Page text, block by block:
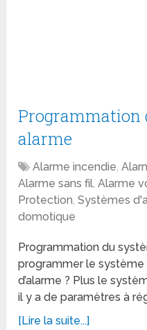
Programmation
alarme
Alarme incendie,
Alarme sans fil,Alarme
Protection,Systèmes
domotique
Programmation du
programmer le système
d’alarme ? Plus le
il y a de paramètres à
[Lire la suite...]